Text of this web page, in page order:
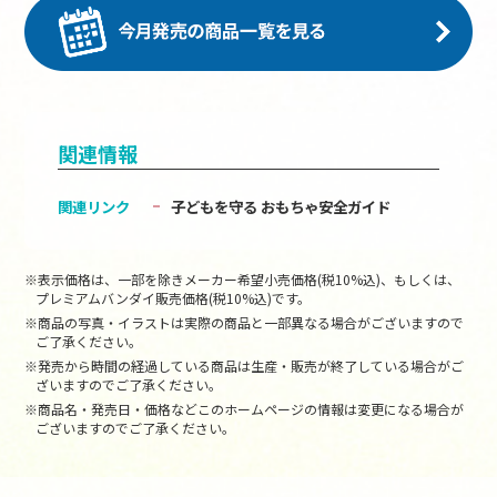
関連情報
関連リンク 子どもを守る おもちゃ安全ガイド
※表示価格は、一部を除きメーカー希望小売価格(税10%込)、もしくは、
プレミアムバンダイ販売価格(税10%込)です。
※商品の写真・イラストは実際の商品と一部異なる場合がございますので
ご了承ください。
※発売から時間の経過している商品は生産・販売が終了している場合がご
ざいますのでご了承ください。
※商品名・発売日・価格などこのホームページの情報は変更になる場合が
ございますのでご了承ください。